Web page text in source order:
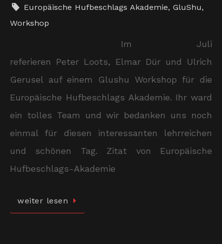
Europäische Hufbeschlags Akademie,GluShu,
Workshop
Im Juli
referieren Peter Loots, Elmar Dür und Ulrich
Gerusel auf einem Glushu Workshop für die
Europäische Hufbeschlags Akademie. Ihr ward
ein tolles Team und wir bedanken uns noch
einmal für diesen interessanten lehrreichen
und schönen Tag. Zitat von Europäische
Hufbeschlags-Akademie
weiter lesen